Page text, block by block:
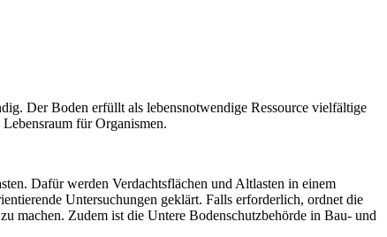
Der Boden erfüllt als lebensnotwendige Ressource vielfältige
für Organismen.
Dafür werden Verdachtsflächen und Altlasten in einem
Untersuchungen geklärt. Falls erforderlich, ordnet die
machen. Zudem ist die Untere Bodenschutzbehörde in Bau- und